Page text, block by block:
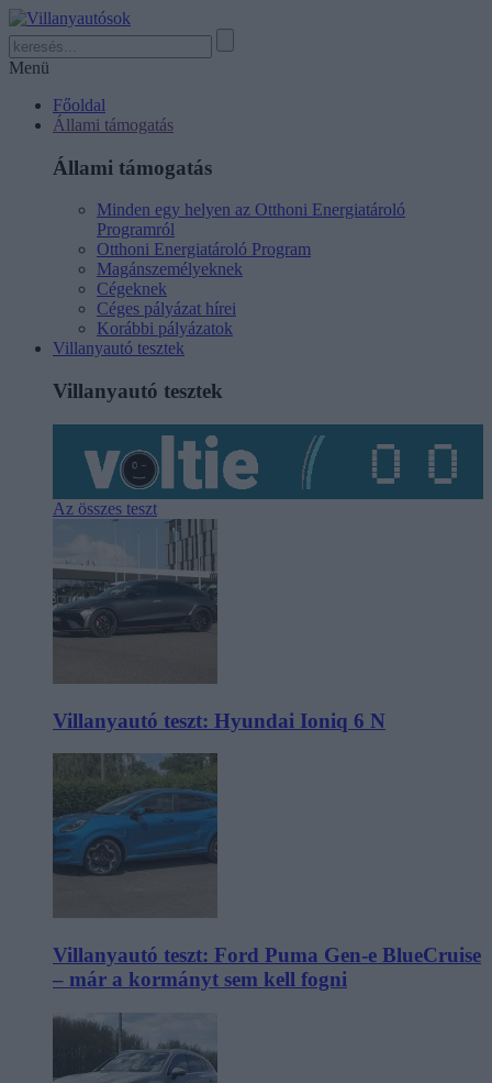
Menü
Főoldal
Állami támogatás
Állami támogatás
Minden egy helyen az Otthoni Energiatároló
Programról
Otthoni Energiatároló Program
Magánszemélyeknek
Cégeknek
Céges pályázat hírei
Korábbi pályázatok
Villanyautó tesztek
Villanyautó tesztek
Az összes teszt
Villanyautó teszt: Hyundai Ioniq 6 N
Villanyautó teszt: Ford Puma Gen-e BlueCruise
– már a kormányt sem kell fogni